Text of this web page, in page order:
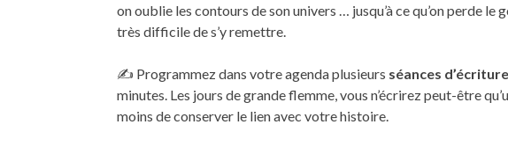
on oublie les contours de son univers … jusqu’à ce qu’on perde
très difficile de s’y remettre.
✍️ Programmez dans votre agenda plusieurs séances d’écriture
minutes. Les jours de grande flemme, vous n’écrirez peut-être
moins de conserver le lien avec votre histoire.